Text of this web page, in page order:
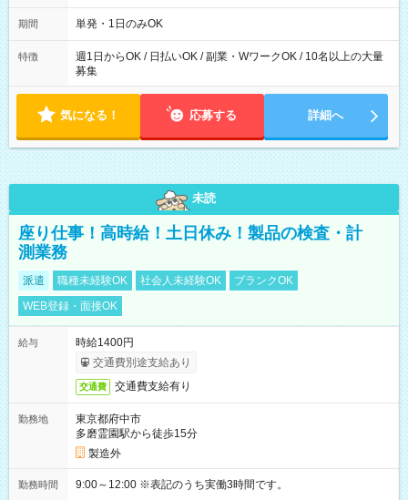
～21：00
期間 単発・1日のみOK
特徴
週1日からOK / 日払いOK / 副業・WワークOK / 10名以上の大量
募集
気になる！ 応募する 詳細へ
未読
座り仕事！高時給！土日休み！製品の検査・計
測業務
派遣 職種未経験OK 社会人未経験OK
ブランクOK
WEB登録・面接OK
給与
時給1400円
交通費別途支給あり
交通費 交通費支給有り
勤務地
東京都府中市
多磨霊園駅から徒歩15分
製造外
勤務時間 9:00～12:00 ※表記のうち実働3時間です。